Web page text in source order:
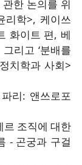
한 논의를 위
리학>, 케이쓰
화이트 편, 베
리고 ‘분배를
치학과 사회>
리: 앤쓰로포
조직에 대한
- 곤궁과 구걸